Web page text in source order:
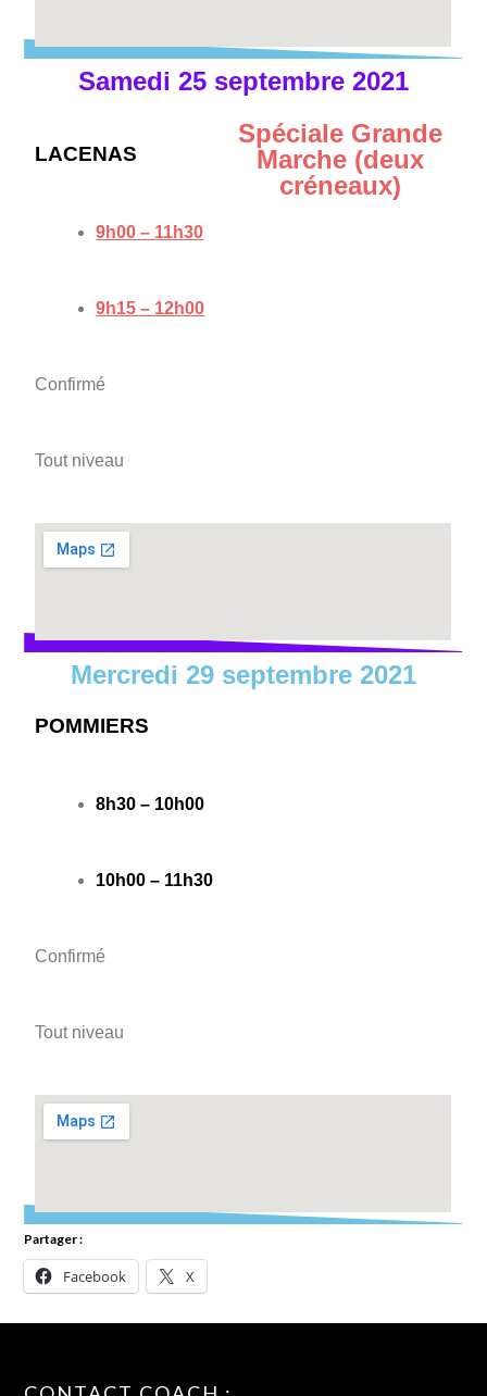
Samedi 25 septembre 2021
Spéciale Grande
Marche (deux
créneaux)
LACENAS
9h00 – 11h30
9h15 – 12h00
Confirmé
Tout niveau
Mercredi 29 septembre 2021
POMMIERS
8h30 – 10h00
10h00 – 11h30
Confirmé
Tout niveau
Partager :
Facebook X